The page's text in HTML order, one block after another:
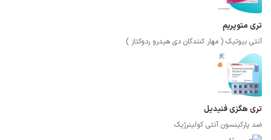
تری متوپریم
آنتی بیوتیک ( مهار کنندگان دی هیدرو ردوکتاز )
تری هگزی فنیدیل
ضد پارکینسون آنتی کولینرژیک